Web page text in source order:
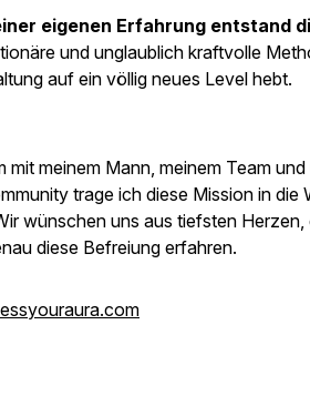
eigenen Erfahrung entstand
und unglaublich kraftvolle
auf ein völlig neues Level hebt.
mit meinem Mann, meinem Team
trage ich diese Mission in die
wünschen uns aus tiefsten
diese Befreiung erfahren.